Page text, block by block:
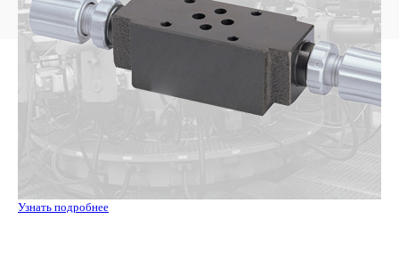
Узнать подробнее